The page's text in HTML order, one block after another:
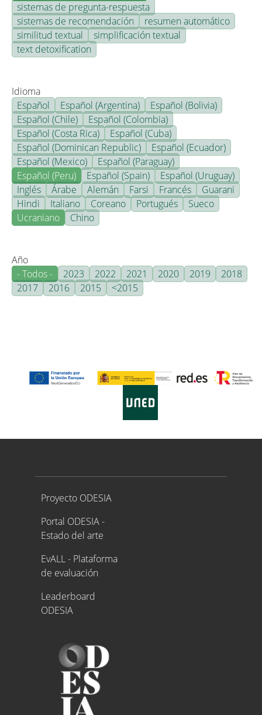
sistemas de pregunta-respuesta
sistemas de recomendación
resumen automático
similitud textual
simplificación textual
text detoxification
Idioma
Español
Español (Argentina)
Español (Bolivia)
Español (Chile)
Español (Colombia)
Español (Costa Rica)
Español (Cuba)
Español (Dominican Republic)
Español (Ecuador)
Español (Mexico)
Español (Paraguay)
Español (Peru)
Español (Spain)
Español (Uruguay)
Inglés
Árabe Alemán Farsi Francés
Guarani
Hindi
Italiano Coreano Portugués
Sueco
Ucraniano
Chino
Año
- Todos -
2023 2022 2021 2020 2019
2018
2017
2016 2015 <2015
Proyecto ODESIA
Proyecto ODESIA
Portal ODESIA -
Estado del arte
EvALL - Plataforma
de evaluación
Leaderboard
ODESIA